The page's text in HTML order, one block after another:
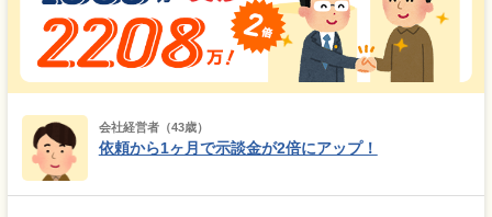
会社経営者（43歳）
依頼から1ヶ月で示談金が2倍にアップ！